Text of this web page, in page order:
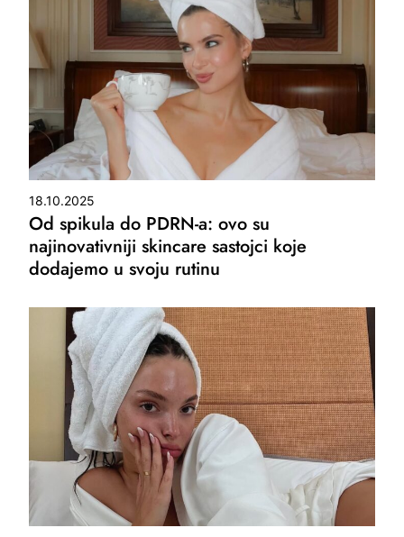
18.10.2025
Od spikula do PDRN-a: ovo su
najinovativniji skincare sastojci koje
dodajemo u svoju rutinu